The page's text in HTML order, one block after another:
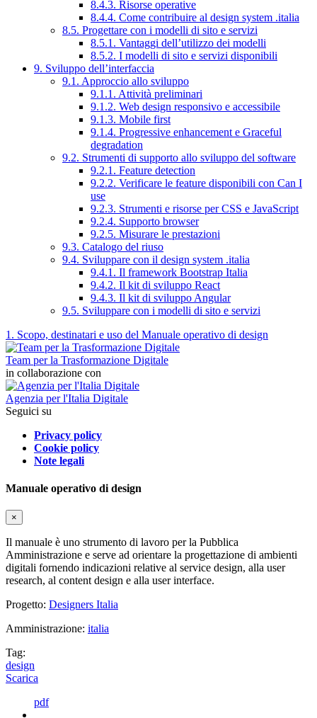
8.4.3. Risorse operative
8.4.4. Come contribuire al design system .italia
8.5. Progettare con i modelli di sito e servizi
8.5.1. Vantaggi dell’utilizzo dei modelli
8.5.2. I modelli di sito e servizi disponibili
9. Sviluppo dell’interfaccia
9.1. Approccio allo sviluppo
9.1.1. Attività preliminari
9.1.2. Web design responsivo e accessibile
9.1.3. Mobile first
9.1.4. Progressive enhancement e Graceful
degradation
9.2. Strumenti di supporto allo sviluppo del software
9.2.1. Feature detection
9.2.2. Verificare le feature disponibili con Can I
use
9.2.3. Strumenti e risorse per CSS e JavaScript
9.2.4. Supporto browser
9.2.5. Misurare le prestazioni
9.3. Catalogo del riuso
9.4. Sviluppare con il design system .italia
9.4.1. Il framework Bootstrap Italia
9.4.2. Il kit di sviluppo React
9.4.3. Il kit di sviluppo Angular
9.5. Sviluppare con i modelli di sito e servizi
1. Scopo, destinatari e uso del Manuale operativo di design
Team per la Trasformazione Digitale
in collaborazione con
Agenzia per l'Italia Digitale
Seguici su
Privacy policy
Cookie policy
Note legali
Manuale operativo di design
×
Il manuale è uno strumento di lavoro per la Pubblica
Amministrazione e serve ad orientare la progettazione di ambienti
digitali fornendo indicazioni relative al service design, alla user
research, al content design e alla user interface.
Progetto: Designers Italia
Amministrazione: italia
Tag:
design
Scarica
pdf